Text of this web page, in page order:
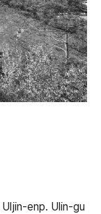
enp. Ulin-gu